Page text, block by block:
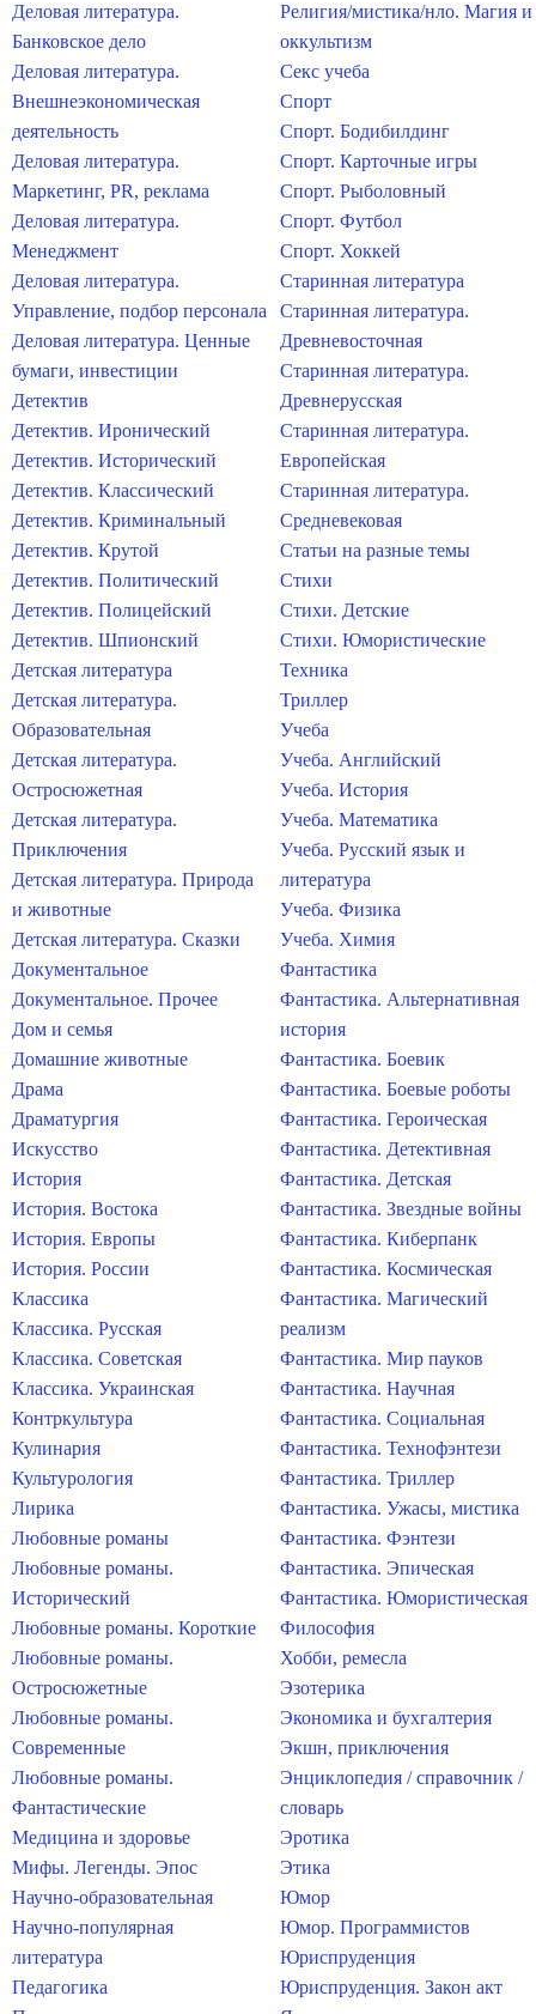
Деловая литература.
Банковское дело
Деловая литература.
Внешнеэкономическая
деятельность
Деловая литература.
Маркетинг, PR, реклама
Деловая литература.
Менеджмент
Деловая литература.
Управление, подбор персонала
Деловая литература. Ценные
бумаги, инвестиции
Детектив
Детектив. Иронический
Детектив. Исторический
Детектив. Классический
Детектив. Криминальный
Детектив. Крутой
Детектив. Политический
Детектив. Полицейский
Детектив. Шпионский
Детская литература
Детская литература.
Образовательная
Детская литература.
Остросюжетная
Детская литература.
Приключения
Детская литература. Природа
и животные
Детская литература. Сказки
Документальное
Документальное. Прочее
Дом и семья
Домашние животные
Драма
Драматургия
Искусство
История
История. Востока
История. Европы
История. России
Классика
Классика. Русская
Классика. Советская
Классика. Украинская
Контркультура
Кулинария
Культурология
Лирика
Любовные романы
Любовные романы.
Исторический
Любовные романы. Короткие
Любовные романы.
Остросюжетные
Любовные романы.
Современные
Любовные романы.
Фантастические
Медицина и здоровье
Мифы. Легенды. Эпос
Научно-образовательная
Научно-популярная
литература
Педагогика
Религия/мистика/нло. Магия и
оккультизм
Секс учеба
Спорт
Спорт. Бодибилдинг
Спорт. Карточные игры
Спорт. Рыболовный
Спорт. Футбол
Спорт. Хоккей
Старинная литература
Старинная литература.
Древневосточная
Старинная литература.
Древнерусская
Старинная литература.
Европейская
Старинная литература.
Средневековая
Статьи на разные темы
Стихи
Стихи. Детские
Стихи. Юмористические
Техника
Триллер
Учеба
Учеба. Английский
Учеба. История
Учеба. Математика
Учеба. Русский язык и
литература
Учеба. Физика
Учеба. Химия
Фантастика
Фантастика. Альтернативная
история
Фантастика. Боевик
Фантастика. Боевые роботы
Фантастика. Героическая
Фантастика. Детективная
Фантастика. Детская
Фантастика. Звездные войны
Фантастика. Киберпанк
Фантастика. Космическая
Фантастика. Магический
реализм
Фантастика. Мир пауков
Фантастика. Научная
Фантастика. Социальная
Фантастика. Технофэнтези
Фантастика. Триллер
Фантастика. Ужасы, мистика
Фантастика. Фэнтези
Фантастика. Эпическая
Фантастика. Юмористическая
Философия
Хобби, ремесла
Эзотерика
Экономика и бухгалтерия
Экшн, приключения
Энциклопедия / справочник /
словарь
Эротика
Этика
Юмор
Юмор. Программистов
Юриспруденция
Юриспруденция. Закон акт